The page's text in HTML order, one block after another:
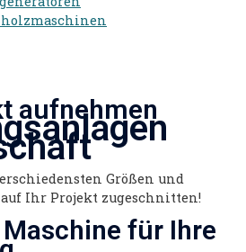
aufnehmen
Größen und
Ihr Projekt zugeschnitten!
für Ihre